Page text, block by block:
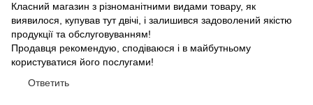
Класний магазин з різноманітними видами товару, як
виявилося, купував тут двічі, і залишився задоволений якістю
продукції та обслуговуванням!
Продавця рекомендую, сподіваюся і в майбутньому
користуватися його послугами!
Ответить